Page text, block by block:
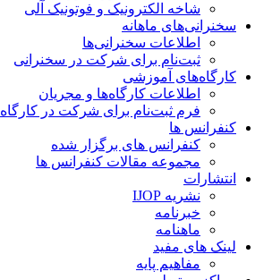
شاخه‌ الکترونیک و فوتونیک آلی
سخنرانی‌های ماهانه
اطلاعات سخنرانی‌‌ها
ثبت‌نام برای شرکت در سخنرانی
کارگاه‌های آموزشی
اطلاعات کارگاه‌ها و مجریان
فرم ثبت‌نام برای شرکت در کارگاه
کنفرانس ها
کنفرانس های برگزار شده
مجموعه مقالات کنفرانس ها
انتشارات
نشریه IJOP
خبرنامه
ماهنامه
لینک های مفید
مفاهیم پایه